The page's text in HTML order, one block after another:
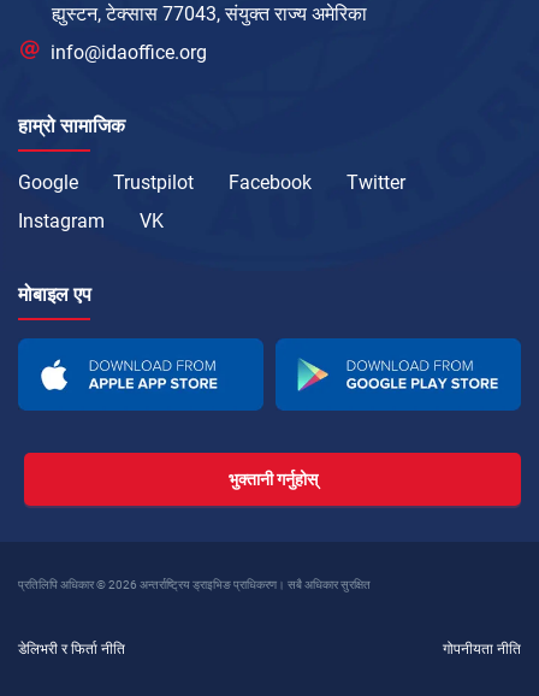
ह्युस्टन, टेक्सास 77043, संयुक्त राज्य अमेरिका
info@idaoffice.org
हाम्रो सामाजिक
Google Trustpilot Facebook
Twitter
Instagram
VK
मोबाइल एप
भुक्तानी गर्नुहोस्
प्रतिलिपि अधिकार © 2026 अन्तर्राष्ट्रिय ड्राइभिङ प्राधिकरण। सबै अधिकार सुरक्षित
डेलिभरी र फिर्ता नीति गोपनीयता नीति